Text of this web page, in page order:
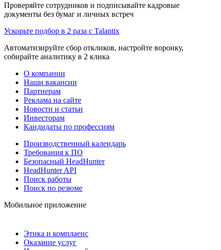
Проверяйте сотрудников и подписывайте кадровые
документы без бумаг и личных встреч
Ускорьте подбор в 2 раза с Talantix
Автоматизируйте сбор откликов, настройте воронку,
собирайте аналитику в 2 клика
О компании
Наши вакансии
Партнерам
Реклама на сайте
Новости и статьи
Инвесторам
Кандидаты по профессиям
Производственный календарь
Требования к ПО
Безопасный HeadHunter
HeadHunter API
Поиск работы
Поиск по резюме
Мобильное приложение
Этика и комплаенс
Оказание услуг